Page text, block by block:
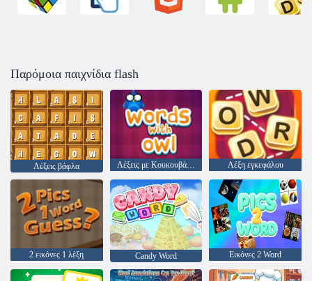
Παρόμοια παιχνίδια flash
Λέξεις βάφλα Λέξεις με Κουκουβάγια Λέξη εγκεφάλου
2 εικόνες 1 λέξη Candy Word Εικόνες 2 Word